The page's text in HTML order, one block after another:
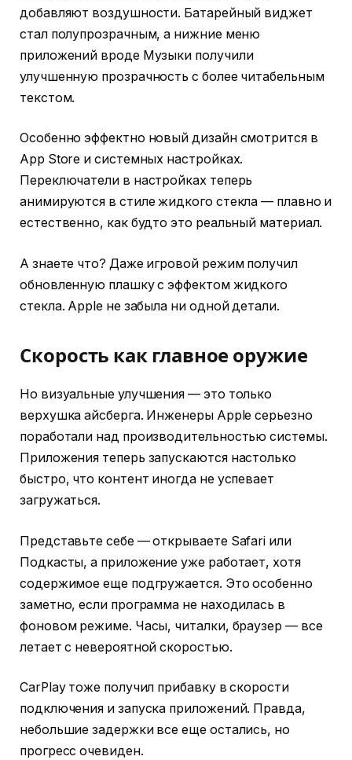
добавляют воздушности. Батарейный виджет
стал полупрозрачным, а нижние меню
приложений вроде Музыки получили
улучшенную прозрачность с более читабельным
текстом.
Особенно эффектно новый дизайн смотрится в
App Store и системных настройках.
Переключатели в настройках теперь
анимируются в стиле жидкого стекла — плавно и
естественно, как будто это реальный материал.
А знаете что? Даже игровой режим получил
обновленную плашку с эффектом жидкого
стекла. Apple не забыла ни одной детали.
Скорость как главное оружие
Но визуальные улучшения — это только
верхушка айсберга. Инженеры Apple серьезно
поработали над производительностью системы.
Приложения теперь запускаются настолько
быстро, что контент иногда не успевает
загружаться.
Представьте себе — открываете Safari или
Подкасты, а приложение уже работает, хотя
содержимое еще подгружается. Это особенно
заметно, если программа не находилась в
фоновом режиме. Часы, читалки, браузер — все
летает с невероятной скоростью.
CarPlay тоже получил прибавку в скорости
подключения и запуска приложений. Правда,
небольшие задержки все еще остались, но
прогресс очевиден.